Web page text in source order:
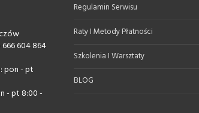
604 864
pon - pt
- pt 8:00 -
Regulamin Serwisu
Raty I Metody Płatności
Szkolenia I Warsztaty
BLOG